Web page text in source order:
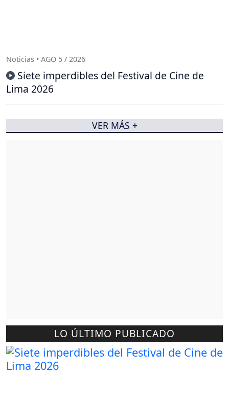
LO ÚLTIMO PUBLICADO
Noticias • AGO 5 / 2026
Siete imperdibles del Festival de Cine de
Lima 2026
VER MÁS +